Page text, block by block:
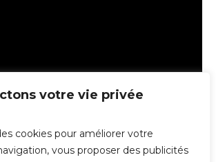
votre vie privée
cookies pour améliorer votre
vous proposer des publicités